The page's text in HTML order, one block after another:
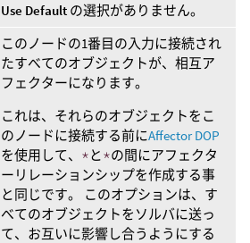
Use Default の選択がありません。
このノードの1番目の入力に接続され
たすべてのオブジェクトが、相互ア
フェクターになります。
これは、それらのオブジェクトをこ
のノードに接続する前にAffector DOP
を使用して、 *と *の間にアフェクタ
ーリレーションシップを作成する事
と同じです。 このオプションは、す
べてのオブジェクトをソルバに送っ
て、お互いに影響し合うようにする